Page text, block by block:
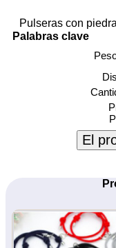
Pulseras con
Palabras clave
El